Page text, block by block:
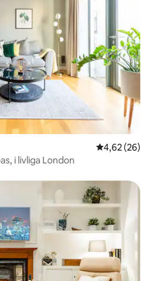
4,62 av 5 i
4,62 (26)
i livliga London